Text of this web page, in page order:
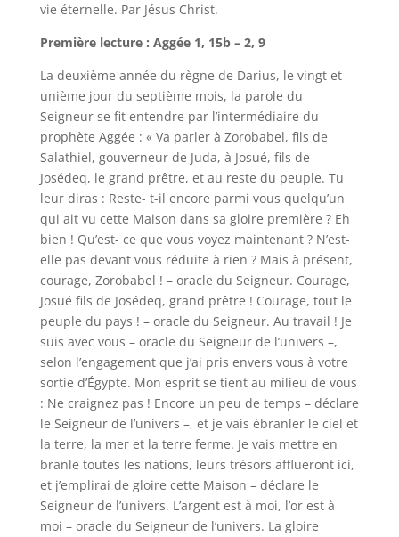
vie éternelle. Par Jésus Christ.
Première lecture : Aggée 1, 15b – 2, 9
La deuxième année du règne de Darius, le vingt et
unième jour du septième mois, la parole du
Seigneur se fit entendre par l’intermédiaire du
prophète Aggée : « Va parler à Zorobabel, fils de
Salathiel, gouverneur de Juda, à Josué, fils de
Josédeq, le grand prêtre, et au reste du peuple. Tu
leur diras : Reste- t-il encore parmi vous quelqu’un
qui ait vu cette Maison dans sa gloire première ? Eh
bien ! Qu’est- ce que vous voyez maintenant ? N’est-
elle pas devant vous réduite à rien ? Mais à présent,
courage, Zorobabel ! – oracle du Seigneur. Courage,
Josué fils de Josédeq, grand prêtre ! Courage, tout le
peuple du pays ! – oracle du Seigneur. Au travail ! Je
suis avec vous – oracle du Seigneur de l’univers –,
selon l’engagement que j’ai pris envers vous à votre
sortie d’Égypte. Mon esprit se tient au milieu de vous
: Ne craignez pas ! Encore un peu de temps – déclare
le Seigneur de l’univers –, et je vais ébranler le ciel et
la terre, la mer et la terre ferme. Je vais mettre en
branle toutes les nations, leurs trésors afflueront ici,
et j’emplirai de gloire cette Maison – déclare le
Seigneur de l’univers. L’argent est à moi, l’or est à
moi – oracle du Seigneur de l’univers. La gloire